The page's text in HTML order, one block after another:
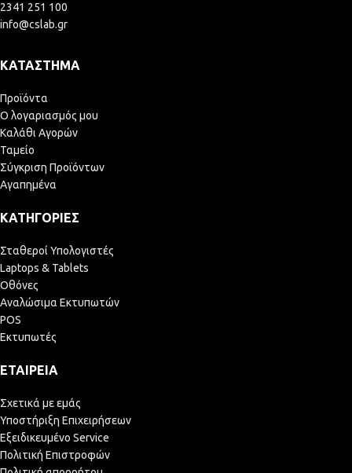
2341 251 100
info@cslab.gr
ΚΑΤΆΣΤΗΜΑ
Προϊόντα
Ο λογαριασμός μου
Καλάθι Αγορών
Ταμείο
Σύγκριση Προϊόντων
Αγαπημένα
ΚΑΤΗΓΟΡΊΕΣ
Σταθεροί Υπολογιστές
Laptops & Tablets
Οθόνες
Αναλώσιμα Εκτυπωτών
POS
Εκτυπωτές
ΕΤΑΙΡΕΊΑ
Σχετικά με εμάς
Υποστήριξη Επιχειρήσεων
Εξειδικευμένο Service
Πολιτική Επιστροφών